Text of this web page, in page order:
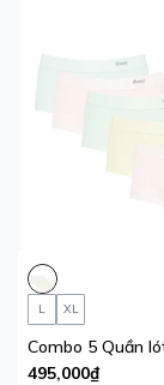
L XL
495,000₫